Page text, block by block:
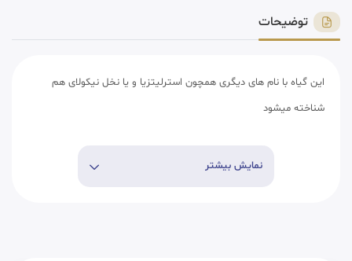
توضیحات
این گیاه با نام های دیگری همچون استرلیتزیا و یا نخل نیکولای هم
شناخته میشود
نمایش بیشتر